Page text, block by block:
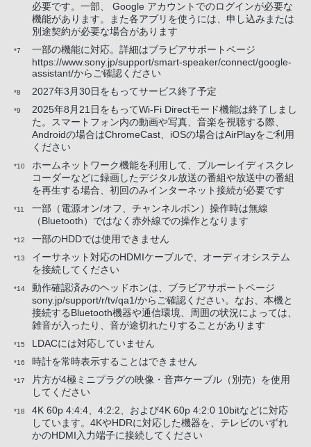
必要です。一部、 Google アカウントでのログインが必要な
機能があります。また各アプリを使うには、申し込みまたは
別途契約が必要な場合があります
*7
一部の機能に対応。詳細はブラビアサポートページ
https://www.sony.jp/support/smart-speaker/connect/google-
assistant/からご確認ください
*8 2027年3月30日をもってサービス終了予定
*9
2025年8月21日をもってWi-Fi Directモード機能は終了しまし
た。スマートフォン内の動画や写真、音楽を視聴する際、
Androidの場合はChromeCast、iOSの場合はAirPlayをご利用
ください
*10
ホームネットワーク機能を利用して、ブルーレイディスクレ
コーダーなどに録画したデジタル放送の番組や放送中の番組
を再生する場合、初回のみインターネット接続が必要です
*11
一部（電源オン/オフ、チャンネルポン）操作時は無線
（Bluetooth）ではなく赤外線での操作となります
*12 一部のHDDでは使用できません
*13
イーサネット対応のHDMIケーブルで、オーディオシステム
を接続してください
*14
動作確認済みのヘッドホンは、ブラビアサポートページ
sony.jp/support/r/tv/qa1/からご確認ください。なお、本機と
接続するBluetooth機器や通信環境、周囲の状況によっては、
雑音が入ったり、音が途切れたりすることがあります
*15 LDACには対応していません
*16 時計を常時表示することはできません
*17
片方が4極ミニプラグの映像・音声ケーブル（別売）を使用
してください
*18
4K 60p 4:4:4、4:2:2、および4K 60p 4:2:0 10bitなどに対応
しています。4KやHDRに対応した機器を、テレビのいずれ
かのHDMI入力端子に接続してください